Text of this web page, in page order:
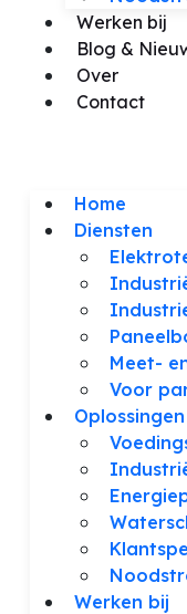
Werken bij
Blog &
Over
Contact
Home
Diensten
Meet-
Voor
Oplossingen
Werken bij